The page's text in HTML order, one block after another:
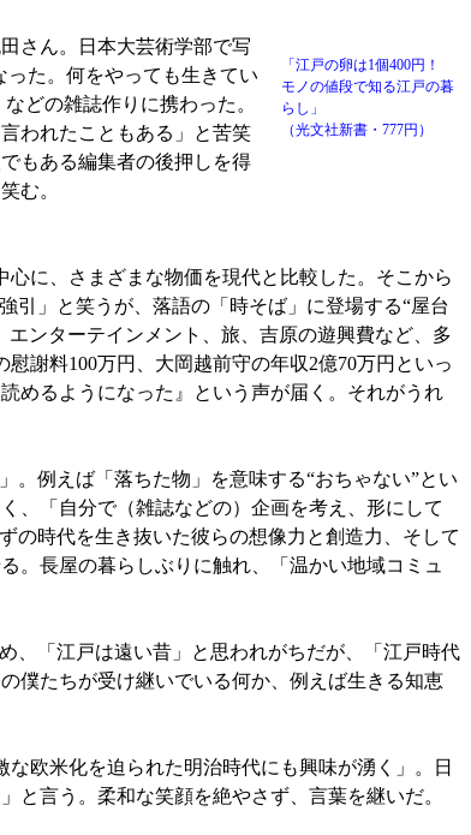
「江戸の卵は1個400円！
モノの値段で知る江戸の暮
らし」
（光文社新書・777円）
さん。日本大芸術学部で写
た。何をやっても生きてい
どの雑誌作りに携わった。
われたこともある」と苦笑
もある編集者の後押しを得
む。
に、さまざまな物価を現代と比較した。そこから
引」と笑うが、落語の「時そば」に登場する“屋台
ンターテインメント、旅、吉原の遊興費など、多
謝料100万円、大岡越前守の年収2億70万円といっ
めるようになった』という声が届く。それがうれ
例えば「落ちた物」を意味する“おちゃない”とい
、「自分で（雑誌などの）企画を考え、形にして
の時代を生き抜いた彼らの想像力と創造力、そして
。長屋の暮らしぶりに触れ、「温かい地域コミュ
、「江戸は遠い昔」と思われがちだが、「江戸時代
僕たちが受け継いでいる何か、例えば生きる知恵
欧米化を迫られた明治時代にも興味が湧く」。日
と言う。柔和な笑顔を絶やさず、言葉を継いだ。